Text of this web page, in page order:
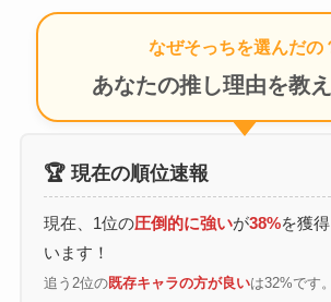
なぜそっちを選んだの
あなたの推し理由を教
🏆 現在の順位速報
現在、1位の圧倒的に強いが38%を獲
います！
追う2位の既存キャラの方が良いは32%です。